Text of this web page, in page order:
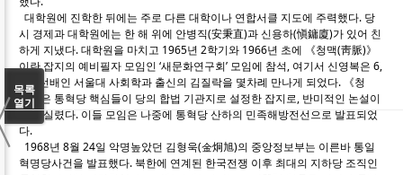
대학원에 진학한 뒤에는 주로 다른 대학이나 연합서클 지도에 주력했다. 당
시 경제과 대학원에는 한 해 위에 안병직(安秉直)과 신용하(愼鏞廈)가 있어 친
하게 지냈다. 대학원을 마치고 1965년 2학기와 1966년 초에 《청맥(靑脈)》
이란 잡지의 예비필자 모임인 ‘새문화연구회’ 모임에 참석, 여기서 신영복은 6,
7년 선배인 서울대 사회학과 출신의 김질락을 몇차례 만나게 되었다. 《청
맥》은 통혁당 핵심들이 당의 합법 기관지로 설정한 잡지로, 반미적인 논설이
종종 실렸다. 이들 모임은 나중에 통혁당 산하의 민족해방전선으로 발표되었
다.
1968년 8월 24일 악명높았던 김형욱(金炯旭)의 중앙정보부는 이른바 통일
혁명당사건을 발표했다. 북한에 연계된 한국전쟁 이후 최대의 지하당 조직인
목록
열기